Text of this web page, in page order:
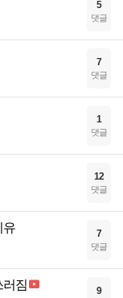
5
댓글
7
댓글
1
댓글
12
댓글
유 7
댓글
러짐 9